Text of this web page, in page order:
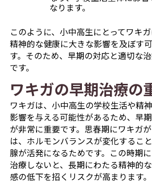
なります。
このように、小中高生にとってワキ
精神的な健康に大きな影響を及ぼす
す。そのため、早期の対応と適切な
です。
ワキガの早期治療の
ワキガは、小中高生の学校生活や精
影響を与える可能性があるため、早
が非常に重要です。思春期にワキガ
は、ホルモンバランスが変化するこ
腺が活発になるためです。この時期
治療しないと、長期にわたる精神的
感の低下を招くリスクが高まります。